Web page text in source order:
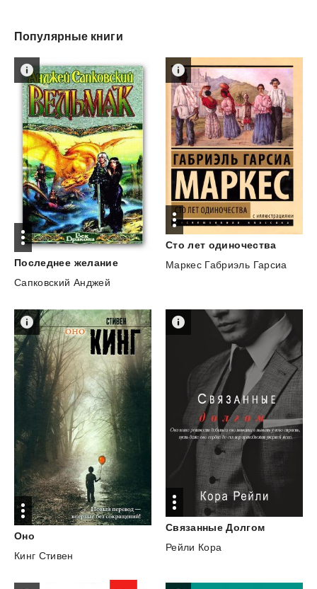
Популярные книги
Последнее желание
Сапковский Анджей
Сто лет одиночества
Маркес Габриэль Гарсиа
Оно
Кинг Стивен
Связанные Долгом
Рейли Кора